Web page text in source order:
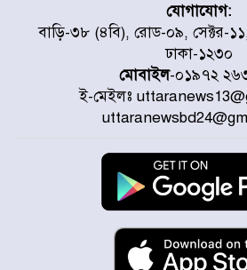
প্রত্যেক
হবে, সে যত
চট্টগ্রামে
প্রতিমন্ত্রী মীর
আগামী ৫ দিন
হাসিনার বক্তব্য
যোগাযোগ:
বাড়ি-৩৮ (৪বি), রোড-০৯, সেক্টর-
ঢাকা-১২৩০
মোবাইল-০১৯৭২
ই-মেইলঃ